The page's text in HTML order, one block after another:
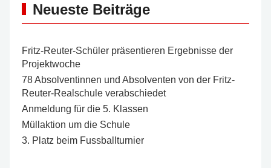
Neueste Beiträge
Fritz-Reuter-Schüler präsentieren Ergebnisse der
Projektwoche
78 Absolventinnen und Absolventen von der Fritz-
Reuter-Realschule verabschiedet
Anmeldung für die 5. Klassen
Müllaktion um die Schule
3. Platz beim Fussballturnier